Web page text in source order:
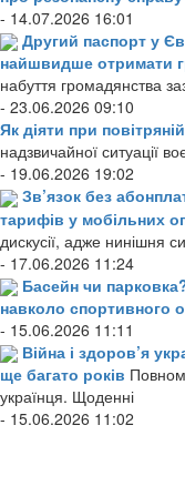
- 14.07.2026 16:01
Другий паспорт у
найшвидше отримати
набуття громадянства
- 23.06.2026 09:10
Як діяти при
надзвичайної ситуації
- 19.06.2026 19:02
Зв’язок без
тарифів у мобільних
дискусії, адже нинішня
- 17.06.2026 11:24
Басейн чи
навколо спортивного
- 15.06.2026 11:11
Війна і здоров’я
ще багато років
українця. Щоденні
- 15.06.2026 11:02